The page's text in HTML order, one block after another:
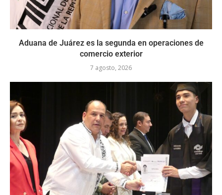
Aduana de Juárez es la segunda en operaciones de
comercio exterior
7 agosto, 2026